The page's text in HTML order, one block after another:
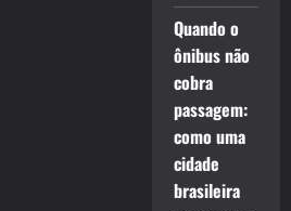
Quando o
ônibus não
cobra
passagem:
como uma
cidade
brasileira